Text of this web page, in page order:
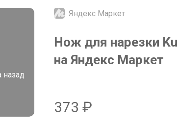
назад
Яндекс Маркет
Нож для нарезки
на Яндекс Маркет
373 ₽